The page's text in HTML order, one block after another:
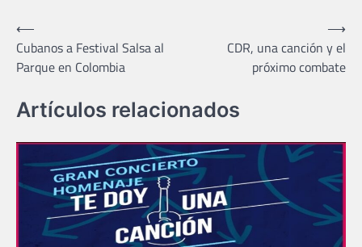
Navegación
de
entradas
⟵
Cubanos a Festival Salsa al
Parque en Colombia
CDR, una canción y el
próximo combate
⟶
Artículos relacionados